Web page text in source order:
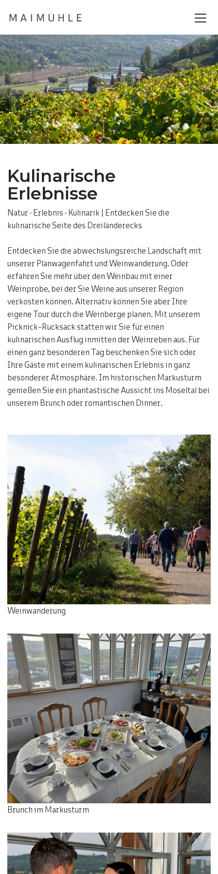
Kulinarische
Erlebnisse
Natur · Erlebnis · Kulinarik | Entdecken Sie die
kulinarische Seite des Dreiländerecks
Entdecken Sie die abwechslungsreiche Landschaft mit
unserer Planwagenfahrt und Weinwanderung. Oder
erfahren Sie mehr über den Weinbau mit einer
Weinprobe, bei der Sie Weine aus unserer Region
verkosten können. Alternativ können Sie aber Ihre
eigene Tour durch die Weinberge planen. Mit unserem
Picknick-Rucksack statten wir Sie für einen
kulinarischen Ausflug inmitten der Weinreben aus. Für
einen ganz besonderen Tag beschenken Sie sich oder
Ihre Gäste mit einem kulinarischen Erlebnis in ganz
besonderer Atmosphäre. Im historischen Markusturm
genießen Sie ein phantastische Aussicht ins Moseltal bei
unserem Brunch oder romantischen Dinner.
Weinwanderung
Brunch im Markusturm